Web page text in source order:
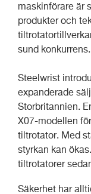
maskinförare är
produkter och
sund konkurrens.
Steelwrist
expanderade
Storbritannien.
X07-modellen
tiltrotator. Med
styrkan kan
tiltrotatorer
Säkerhet har